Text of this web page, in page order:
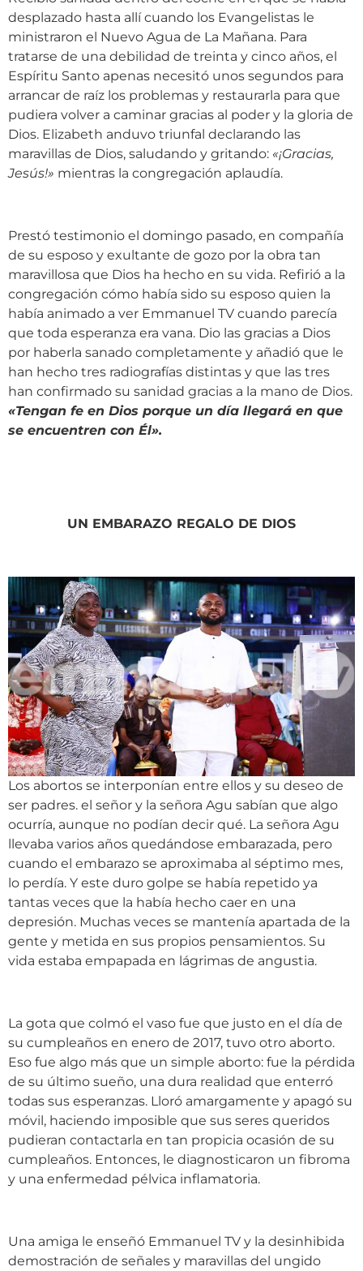
desplazado hasta allí cuando los Evangelistas le
ministraron el Nuevo Agua de La Mañana. Para
tratarse de una debilidad de treinta y cinco años, el
Espíritu Santo apenas necesitó unos segundos para
arrancar de raíz los problemas y restaurarla para que
pudiera volver a caminar gracias al poder y la gloria de
Dios. Elizabeth anduvo triunfal declarando las
maravillas de Dios, saludando y gritando: «¡Gracias,
Jesús!» mientras la congregación aplaudía.
Prestó testimonio el domingo pasado, en compañía
de su esposo y exultante de gozo por la obra tan
maravillosa que Dios ha hecho en su vida. Refirió a la
congregación cómo había sido su esposo quien la
había animado a ver Emmanuel TV cuando parecía
que toda esperanza era vana. Dio las gracias a Dios
por haberla sanado completamente y añadió que le
han hecho tres radiografías distintas y que las tres
han confirmado su sanidad gracias a la mano de Dios.
«Tengan fe en Dios porque un día llegará en que
se encuentren con Él».
UN EMBARAZO REGALO DE DIOS
Los abortos se interponían entre ellos y su deseo de
ser padres. el señor y la señora Agu sabían que algo
ocurría, aunque no podían decir qué. La señora Agu
llevaba varios años quedándose embarazada, pero
cuando el embarazo se aproximaba al séptimo mes,
lo perdía. Y este duro golpe se había repetido ya
tantas veces que la había hecho caer en una
depresión. Muchas veces se mantenía apartada de la
gente y metida en sus propios pensamientos. Su
vida estaba empapada en lágrimas de angustia.
La gota que colmó el vaso fue que justo en el día de
su cumpleaños en enero de 2017, tuvo otro aborto.
Eso fue algo más que un simple aborto: fue la pérdida
de su último sueño, una dura realidad que enterró
todas sus esperanzas. Lloró amargamente y apagó su
móvil, haciendo imposible que sus seres queridos
pudieran contactarla en tan propicia ocasión de su
cumpleaños. Entonces, le diagnosticaron un fibroma
y una enfermedad pélvica inflamatoria.
Una amiga le enseñó Emmanuel TV y la desinhibida
demostración de señales y maravillas del ungido